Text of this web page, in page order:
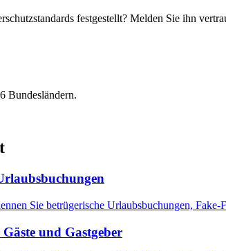
festgestellt? Melden Sie ihn
Bundesländern.
Sie betrügerische Urlaubsbuchungen,
und Gastgeber